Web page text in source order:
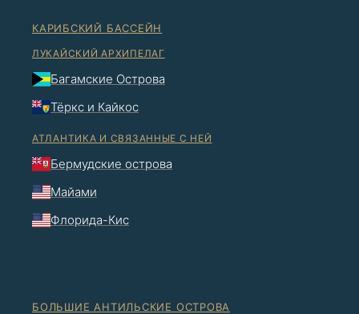
КАРИБСКИЙ БАССЕЙН
ЛУКАЙСКИЙ АРХИПЕЛАГ
Багамские Острова
Тёркс и Кайкос
АТЛАНТИКА И СВЯЗАННЫЕ С НЕЙ
Бермудские острова
Майами
Флорида-Кис
БОЛЬШИЕ АНТИЛЬСКИЕ ОСТРОВА